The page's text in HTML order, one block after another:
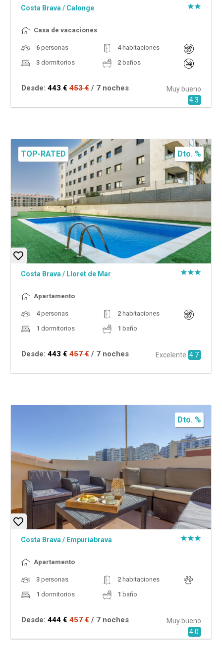
Costa Brava / Calonge
Casa de vacaciones
6personas 4habitaciones
3dormitorios 2baños
Desde: 443 € 453 € / 7 noches
Muy bueno
4.3
Dto. %
TOP-RATED
Costa Brava / Lloret de Mar
Apartamento
4personas 2habitaciones
1 dormitorios 1 baño
Desde: 443 € 457 € / 7 noches Excelente 4.7
Dto. %
Costa Brava / Empuriabrava
Apartamento
3personas 2habitaciones
1 dormitorios 1 baño
Desde: 444 € 457 € / 7 noches
Muy bueno
4.0